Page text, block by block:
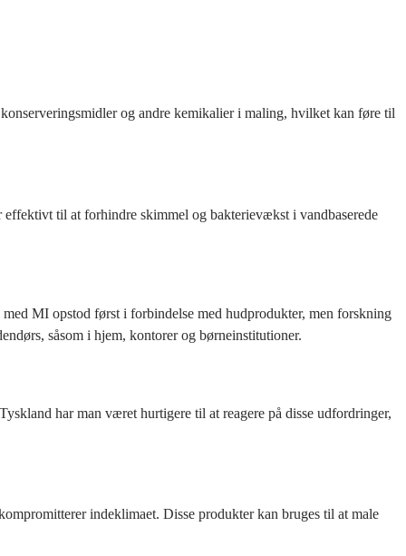
og andre kemikalier i maling, hvilket kan føre til
til at forhindre skimmel og bakterievækst i vandbaserede
MI opstod først i forbindelse med hudprodukter, men forskning
såsom i hjem, kontorer og børneinstitutioner.
har man været hurtigere til at reagere på disse udfordringer,
indeklimaet. Disse produkter kan bruges til at male